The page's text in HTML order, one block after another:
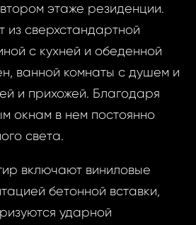
этаже резиденции.
из сверхстандартной
с кухней и обеденной
ванной комнаты с душем и
и прихожей. Благодаря
окнам в нем постоянно
света.
включают виниловые
бетонной вставки,
ударной